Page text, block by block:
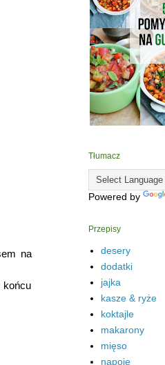
na
Tłumacz
Powered by
Przepisy
desery
dodatki
jajka
kasze & ryże
koktajle
makarony
mięso
napoje